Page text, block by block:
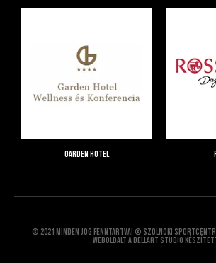
Garden Hotel
© 2021 Minden jog fenntartva! © Szolnoki
weboldalt a Dellart Studio